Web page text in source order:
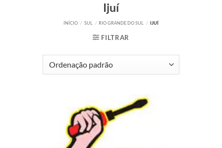
Ijuí
INÍCIO / SUL / RIO GRANDE DO SUL / IJUÍ
FILTRAR